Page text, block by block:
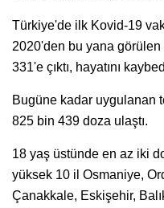
Türkiye'de ilk Kovid-19
2020'den bu yana görülen
331'e çıktı, hayatını
Bugüne kadar uygulanan
825 bin 439 doza ulaştı.
18 yaş üstünde en az iki
yüksek 10 il Osmaniye,
Çanakkale, Eskişehir,